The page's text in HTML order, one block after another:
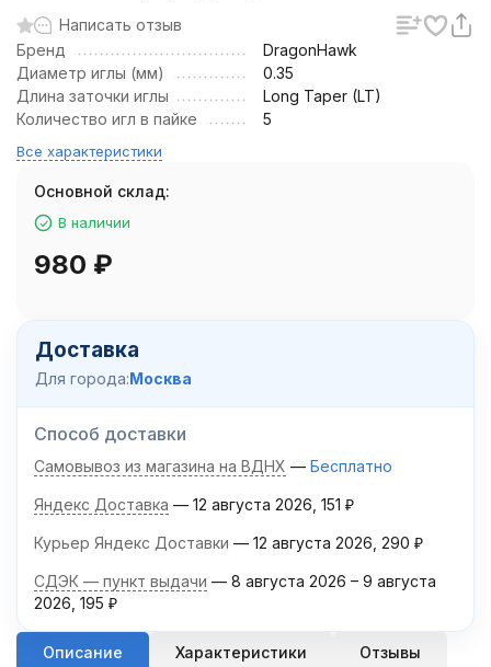
Написать отзыв
Бренд
DragonHawk
Диаметр иглы (мм)
0.35
Длина заточки иглы
Long Taper (LT)
Количество игл в пайке
5
Все характеристики
Основной склад:
В наличии
980 ₽
Доставка
Для города:Москва
Способ доставки
Самовывоз из магазина на ВДНХ Бесплатно
Яндекс Доставка 12 августа 2026 151 ₽
Курьер Яндекс Доставки 12 августа 2026 290 ₽
СДЭК — пункт выдачи 8 августа 2026 – 9 августа
2026 195 ₽
Описание Характеристики Отзывы